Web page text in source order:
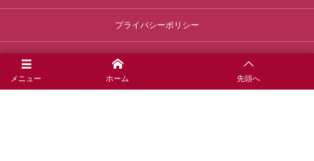
メニュー ホーム 先頭へ
プライバシーポリシー